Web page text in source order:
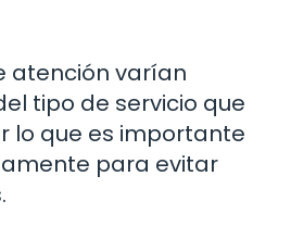
atención varían
tipo de servicio que
lo que es importante
para evitar